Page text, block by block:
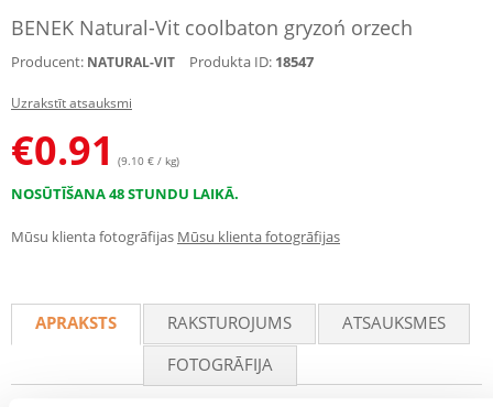
BENEK Natural-Vit coolbaton gryzoń orzech
Producent: NATURAL-VIT Produkta ID: 18547
Uzrakstīt atsauksmi
€0.91 (9.10 € / kg)
NOSŪTĪŠANA 48 STUNDU LAIKĀ.
Mūsu klienta fotogrāfijas Mūsu klienta fotogrāfijas
APRAKSTS RAKSTUROJUMS
ATSAUKSMES
FOTOGRĀFIJA